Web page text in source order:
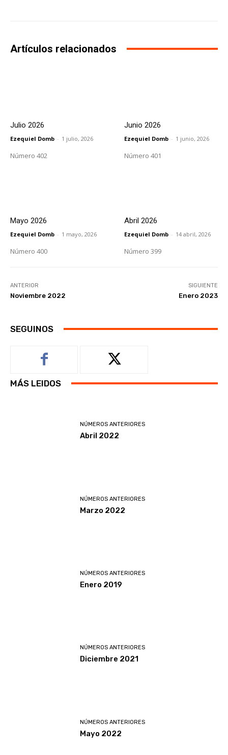
Artículos relacionados
Julio 2026
Ezequiel Domb - 1 julio, 2026
Número 402
Junio 2026
Ezequiel Domb - 1 junio, 2026
Número 401
Mayo 2026
Ezequiel Domb - 1 mayo, 2026
Número 400
Abril 2026
Ezequiel Domb - 14 abril, 2026
Número 399
ANTERIOR
Noviembre 2022
SIGUIENTE
Enero 2023
SEGUINOS
MÁS LEIDOS
NÚMEROS ANTERIORES
Abril 2022
NÚMEROS ANTERIORES
Marzo 2022
NÚMEROS ANTERIORES
Enero 2019
NÚMEROS ANTERIORES
Diciembre 2021
NÚMEROS ANTERIORES
Mayo 2022